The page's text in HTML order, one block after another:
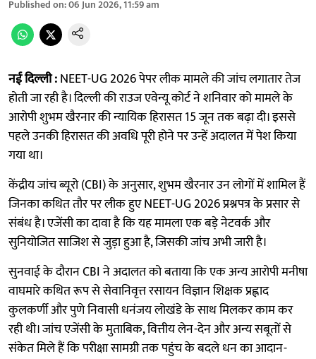
Published on:06 Jun 2026, 11:59 am
नई दिल्ली :NEET-UG 2026 पेपर लीक मामले की जांच लगातार तेज
होती जा रही है। दिल्ली की राउज एवेन्यू कोर्ट ने शनिवार को मामले के
आरोपी शुभम खैरनार की न्यायिक हिरासत 15 जून तक बढ़ा दी। इससे
पहले उनकी हिरासत की अवधि पूरी होने पर उन्हें अदालत में पेश किया
गया था।
केंद्रीय जांच ब्यूरो (CBI) के अनुसार, शुभम खैरनार उन लोगों में शामिल हैं
जिनका कथित तौर पर लीक हुए NEET-UG 2026 प्रश्नपत्र के प्रसार से
संबंध है। एजेंसी का दावा है कि यह मामला एक बड़े नेटवर्क और
सुनियोजित साजिश से जुड़ा हुआ है, जिसकी जांच अभी जारी है।
सुनवाई के दौरान CBI ने अदालत को बताया कि एक अन्य आरोपी मनीषा
वाघमारे कथित रूप से सेवानिवृत्त रसायन विज्ञान शिक्षक प्रह्लाद
कुलकर्णी और पुणे निवासी धनंजय लोखंडे के साथ मिलकर काम कर
रही थी। जांच एजेंसी के मुताबिक, वित्तीय लेन-देन और अन्य सबूतों से
संकेत मिले हैं कि परीक्षा सामग्री तक पहुंच के बदले धन का आदान-